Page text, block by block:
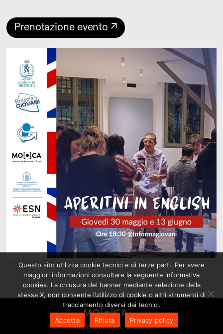
Prenotazione evento ↗
via Moretto 78, Brescia
Questo sito utilizza cookie tecnici e di terze parti. Per avere
maggiori informazioni consultare la seguente informativa
cookies. La chiusura del banner mediante selezione della
stessa X, non consente l’utilizzo di cookie o altri strumenti di
tracciamento diversi dai tecnici.
Accetta
Rifiuta Privacy policy